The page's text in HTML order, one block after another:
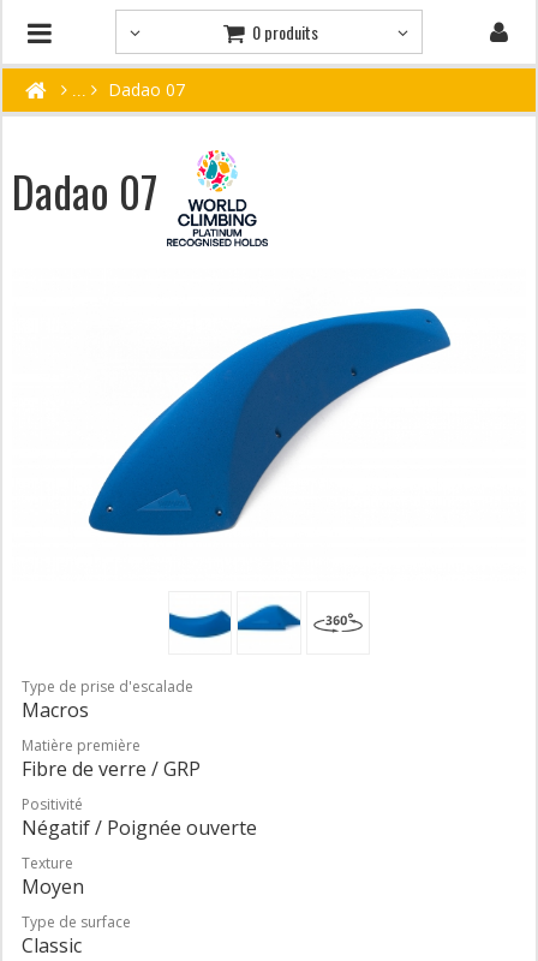
0 produits
Dadao 07
Dadao 07
Type de prise d'escalade
Macros
Matière première
Fibre de verre / GRP
Positivité
Négatif / Poignée ouverte
Texture
Moyen
Type de surface
Classic